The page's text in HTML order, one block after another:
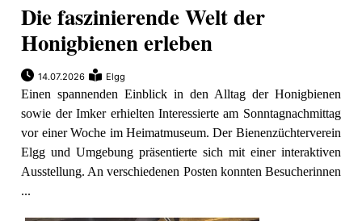
Die faszinierende Welt der
Honigbienen erleben
14.07.2026 Elgg
Einen spannenden Einblick in den Alltag der Honigbienen
sowie der Imker erhielten Interessierte am Sonntagnachmittag
vor einer Woche im Heimatmuseum. Der Bienenzüchterverein
Elgg und Umgebung präsentierte sich mit einer interaktiven
Ausstellung. An verschiedenen Posten konnten Besucherinnen
...